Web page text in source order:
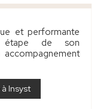
et performante
étape de son
Insyst